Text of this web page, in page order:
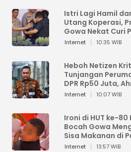
Istri Lagi Hamil
Utang Koperasi,
Gowa Nekat Curi
Tandan Milik
Internet 10:35 WIB
Heboh Netizen
Tunjangan
DPR Rp50 Juta,
Sahroni: Enggak
Internet 10:07 WIB
Ironi di HUT ke-80
Bocah Gowa
Sisa Makanan di
Kemerdekaan
Internet 13:57 WIB